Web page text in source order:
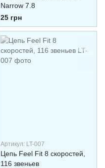
Narrow 7.8
25 грн
Артикул: LT-007
Цепь Feel Fit 8 скоростей,
116 звеньев